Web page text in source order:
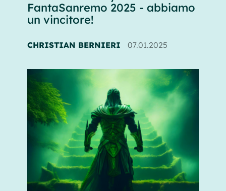
FantaSanremo 2025 - abbiamo
un vincitore!
CHRISTIAN BERNIERI 07.01.2025